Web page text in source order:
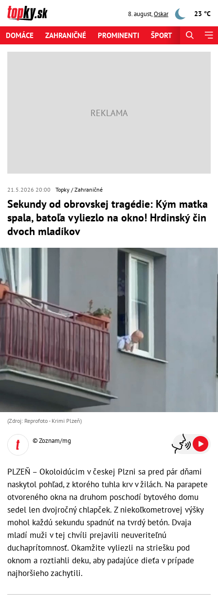
8. august,Oskar 23 °C
DOMÁCE ZAHRANIČNÉ PROMINENTI ŠPORT
21.5.2026 20:00 Topky Zahraničné
Sekundy od obrovskej tragédie: Kým matka
spala, batoľa vyliezlo na okno! Hrdinský čin
dvoch mladíkov
(Zdroj: Reprofoto - Krimi Plzeň)
© Zoznam/mg
PLZEŇ – Okoloidúcim v českej Plzni sa pred pár dňami
naskytol pohľad, z ktorého tuhla krv v žilách. Na parapete
otvoreného okna na druhom poschodí bytového domu
sedel len dvojročný chlapček. Z niekoľkometrovej výšky
mohol každú sekundu spadnúť na tvrdý betón. Dvaja
mladí muži v tej chvíli prejavili neuveriteľnú
duchaprítomnosť. Okamžite vyliezli na striešku pod
oknom a roztiahli deku, aby padajúce dieťa v prípade
najhoršieho zachytili.